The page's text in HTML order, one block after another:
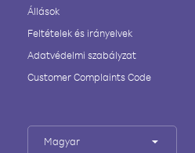
Állások
Feltételek és irányelvek
Adatvédelmi szabályzat
Customer Complaints Code
Magyar